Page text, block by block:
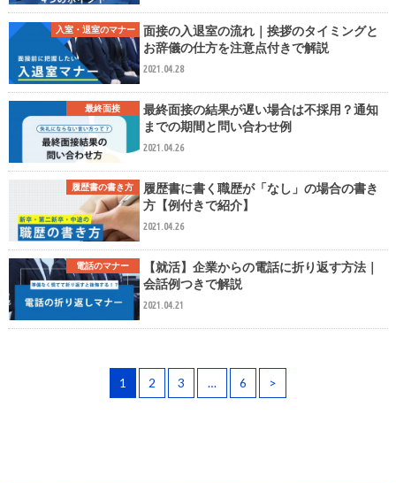
入室・退室のマナー
面接の入退室の流れ｜挨拶のタイミングと
お辞儀の仕方を注意点付きで解説
2021.04.28
最終面接
最終面接の結果が遅い場合は不採用？通知
までの期間と問い合わせ例
2021.04.26
履歴書の書き方
履歴書に書く職歴が「なし」の場合の書き
方【例付きで紹介】
2021.04.26
電話のマナー
【就活】企業からの電話に折り返す方法｜
会話例つきで解説
2021.04.21
1 2 3 … 6 >